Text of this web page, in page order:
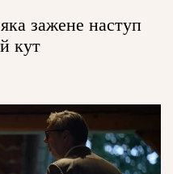
зажене наступ
кут